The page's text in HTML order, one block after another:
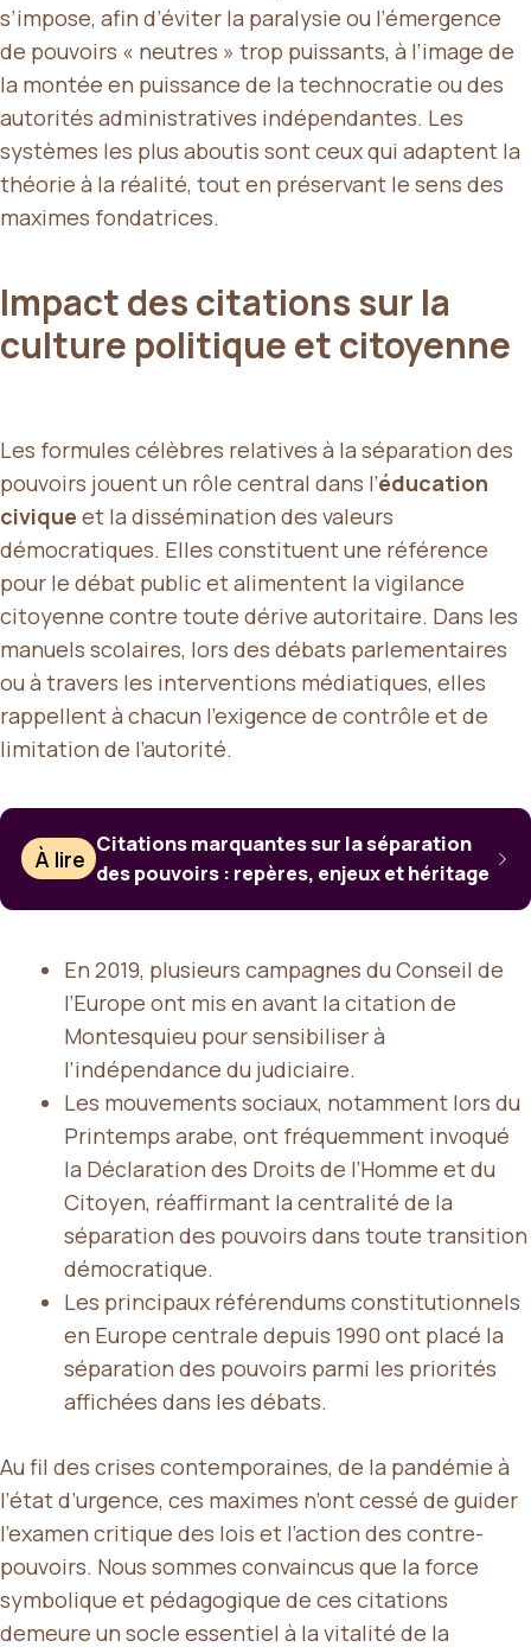
s’impose, afin d’éviter la paralysie ou l’émergence
de pouvoirs « neutres » trop puissants, à l’image de
la montée en puissance de la technocratie ou des
autorités administratives indépendantes. Les
systèmes les plus aboutis sont ceux qui adaptent la
théorie à la réalité, tout en préservant le sens des
maximes fondatrices.
Impact des citations sur la
culture politique et citoyenne
Les formules célèbres relatives à la séparation des
pouvoirs jouent un rôle central dans l’éducation
civique et la dissémination des valeurs
démocratiques. Elles constituent une référence
pour le débat public et alimentent la vigilance
citoyenne contre toute dérive autoritaire. Dans les
manuels scolaires, lors des débats parlementaires
ou à travers les interventions médiatiques, elles
rappellent à chacun l’exigence de contrôle et de
limitation de l’autorité.
À lire
Citations marquantes sur la séparation
des pouvoirs : repères, enjeux et héritage
En 2019, plusieurs campagnes du Conseil de
l’Europe ont mis en avant la citation de
Montesquieu pour sensibiliser à
l’indépendance du judiciaire.
Les mouvements sociaux, notamment lors du
Printemps arabe, ont fréquemment invoqué
la Déclaration des Droits de l’Homme et du
Citoyen, réaffirmant la centralité de la
séparation des pouvoirs dans toute transition
démocratique.
Les principaux référendums constitutionnels
en Europe centrale depuis 1990 ont placé la
séparation des pouvoirs parmi les priorités
affichées dans les débats.
Au fil des crises contemporaines, de la pandémie à
l’état d’urgence, ces maximes n’ont cessé de guider
l’examen critique des lois et l’action des contre-
pouvoirs. Nous sommes convaincus que la force
symbolique et pédagogique de ces citations
demeure un socle essentiel à la vitalité de la